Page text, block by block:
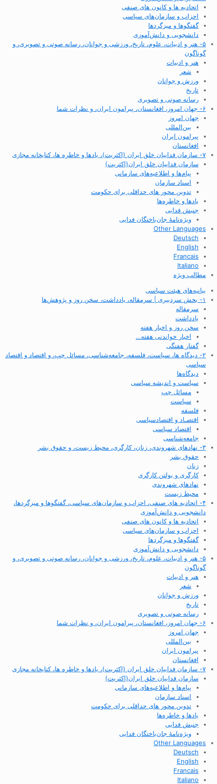
اتحادیه ها و کانون های صنفی
احزاب و سازمان‌های سیاسی
گفتگوها و میزگردها
دانشجویی و دانش‌آموزی
۵- هنر و ادبیات، علوم، تاریخ، ورزشی و جوانان، رسانه صوتی و تصویری، و
گوناگون
هنر و ادبیات
شعر
ورزش و جوانان
تاریخ
رسانه صوتی و تصویری
۶- جهان امروز، افغانستان، پیرامون ایران، و نظرات شما
جهان امروز
بین‌المللی
پیرامون ایران
افغانستان
۷- سازمان فداییان خلق ایران (اکثریت)، یادها و خاطره ها، کتابخانه مجازی
سازمان فداییان خلق ایران(اکثریت)
پیام‌ها و اطلاعیه‌های سازمانی
اسناد سازمان
تدوین محور های حداقلی برای حکومت
یادها و خاطره‌ها
جنبش فدایی
ویژه‌نامهٔ جان‌باختگان فدایی
Other Languages
Deutsch
English
Francais
Italiano
مطالب ویژه
بیانیه‌های هیئت سیاسی
۱- بخش سردبیری | سرمقاله، یادداشت، سخن روز و پژوهش‌ها
سرمقاله
یادداشت
سخن روز و اخبار هفته
اخبار خواندنی هفته…
گفتار هفتگی
۲- دیدگاه ها، سیاست، فلسفه، جامعه‌شناسی، مسائل چپ، و اقتصاد و اقتصاد
سیاسی
دیدگاه‌ها
سیاست و اندیشه سیاسی
مسائل چپ
سیاست
فلسفه
اقتصـاد و اقتصاد‌سیاسی
اقتصاد سیاسی
جامعه‌شناسی
۳- نهادهای شهروندی، زنان، کارگری، محیط زیست، و حقوق بشر
حقوق بشر
زنان
کارگری و بولتن کارگری
نهادهای شهروندی
محیط زیست
۴- اتحادیه های صنفی، احزاب و سازمان‌های سیاسی، گفتگوها و میزگردها،
دانشجویی و دانش‌آموزی
اتحادیه ها و کانون های صنفی
احزاب و سازمان‌های سیاسی
گفتگوها و میزگردها
دانشجویی و دانش‌آموزی
۵- هنر و ادبیات، علوم، تاریخ، ورزشی و جوانان، رسانه صوتی و تصویری، و
گوناگون
هنر و ادبیات
شعر
ورزش و جوانان
تاریخ
رسانه صوتی و تصویری
۶- جهان امروز، افغانستان، پیرامون ایران، و نظرات شما
جهان امروز
بین‌المللی
پیرامون ایران
افغانستان
۷- سازمان فداییان خلق ایران (اکثریت)، یادها و خاطره ها، کتابخانه مجازی
سازمان فداییان خلق ایران(اکثریت)
پیام‌ها و اطلاعیه‌های سازمانی
اسناد سازمان
تدوین محور های حداقلی برای حکومت
یادها و خاطره‌ها
جنبش فدایی
ویژه‌نامهٔ جان‌باختگان فدایی
Other Languages
Deutsch
English
Francais
Italiano